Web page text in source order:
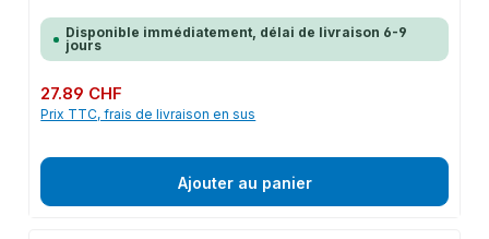
Disponible immédiatement, délai de livraison 6-9
jours
Prix régulier :
27.89 CHF
Prix TTC, frais de livraison en sus
Ajouter au panier